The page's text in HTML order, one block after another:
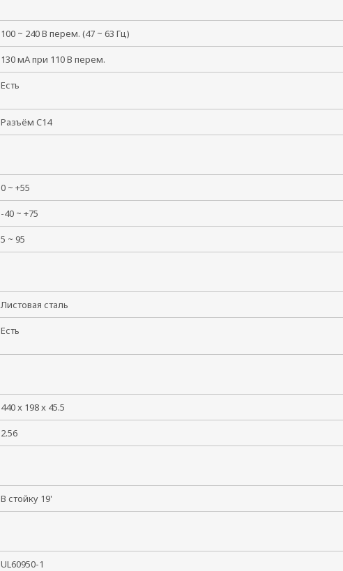
100 ~ 240 В перем. (47 ~ 63 Гц)
130 мА при 110 В перем.
Есть
Разъём C14
0 ~ +55
-40 ~ +75
5 ~ 95
Листовая сталь
Есть
440 x 198 x 45.5
2.56
В стойку 19'
UL60950-1